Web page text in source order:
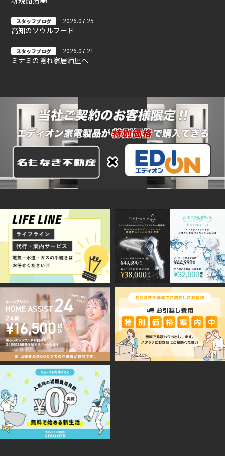
スタッフブログ 2026.07.25
高知のソウルフード
スタッフブログ 2026.07.21
ミナミの隠れ家居酒屋へ